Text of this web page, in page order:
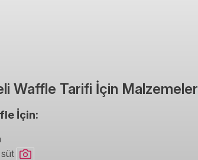
Waffle Tarifi İçin Malzemeler
İçin:
süt